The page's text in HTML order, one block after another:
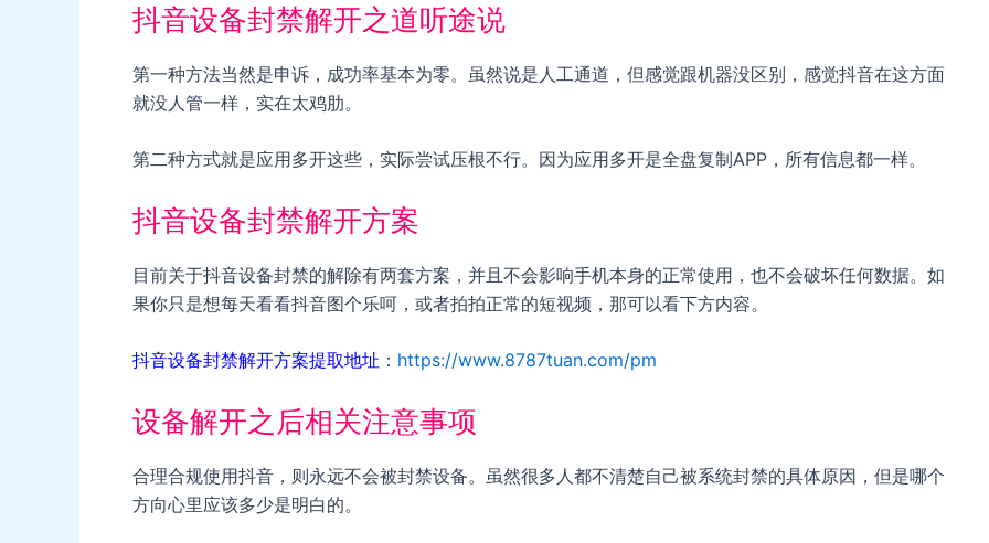
抖音设备封禁解开之道听途说
第一种方法当然是申诉，成功率基本为零。虽然说是人工通道，但感觉跟机器没区别，感觉抖音在这方面
就没人管一样，实在太鸡肋。
第二种方式就是应用多开这些，实际尝试压根不行。因为应用多开是全盘复制APP，所有信息都一样。
抖音设备封禁解开方案
目前关于抖音设备封禁的解除有两套方案，并且不会影响手机本身的正常使用，也不会破坏任何数据。如
果你只是想每天看看抖音图个乐呵，或者拍拍正常的短视频，那可以看下方内容。
抖音设备封禁解开方案提取地址 ： https://www.8787tuan.com/pm
设备解开之后相关注意事项
合理合规使用抖音，则永远不会被封禁设备。虽然很多人都不清楚自己被系统封禁的具体原因，但是哪个
方向心里应该多少是明白的。